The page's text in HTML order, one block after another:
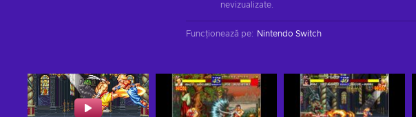
nevizualizate.
Funcționează pe: Nintendo Switch